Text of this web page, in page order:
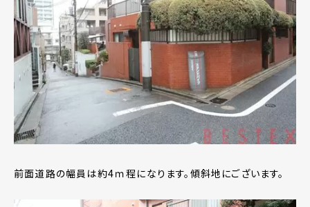
前面道路の幅員は約4ｍ程になります。傾斜地にございます。